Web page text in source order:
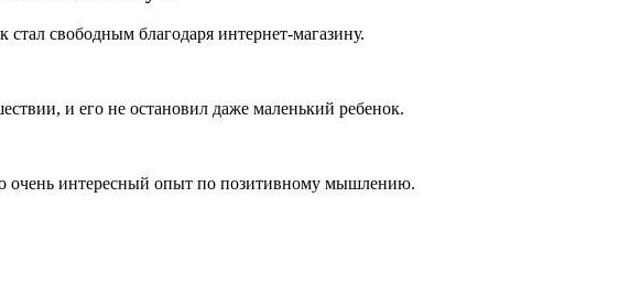
стал свободным благодаря интернет-магазину.
и его не остановил даже маленький ребенок.
очень интересный опыт по позитивному мышлению.